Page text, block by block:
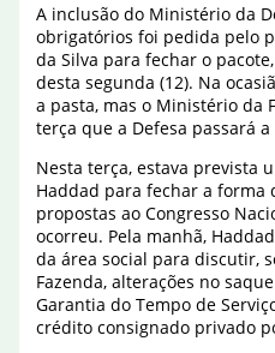
A inclusão do Ministério da
obrigatórios foi pedida pelo
da Silva para fechar o
desta segunda (12). Na
a pasta, mas o Ministério da
terça que a Defesa passará
Nesta terça, estava prevista
Haddad para fechar a forma
propostas ao Congresso
ocorreu. Pela manhã,
da área social para discutir,
Fazenda, alterações no
Garantia do Tempo de
crédito consignado privado